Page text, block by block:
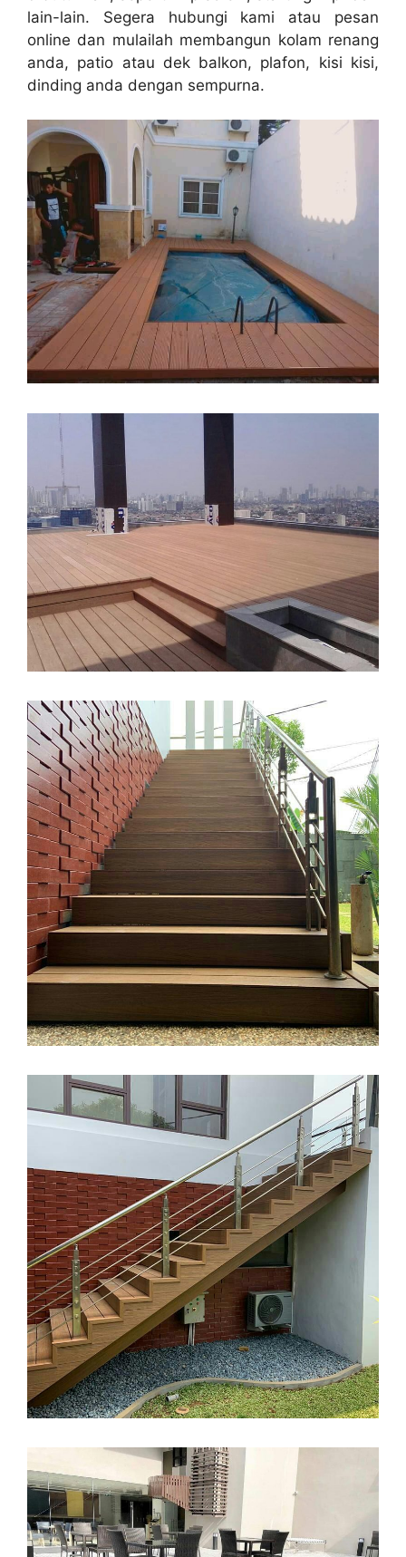
lain-lain. Segera hubungi kami atau pesan
online dan mulailah membangun kolam renang
anda, patio atau dek balkon, plafon, kisi kisi,
dinding anda dengan sempurna.